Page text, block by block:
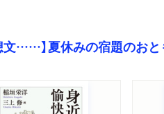
文……】夏休みの宿題のおと